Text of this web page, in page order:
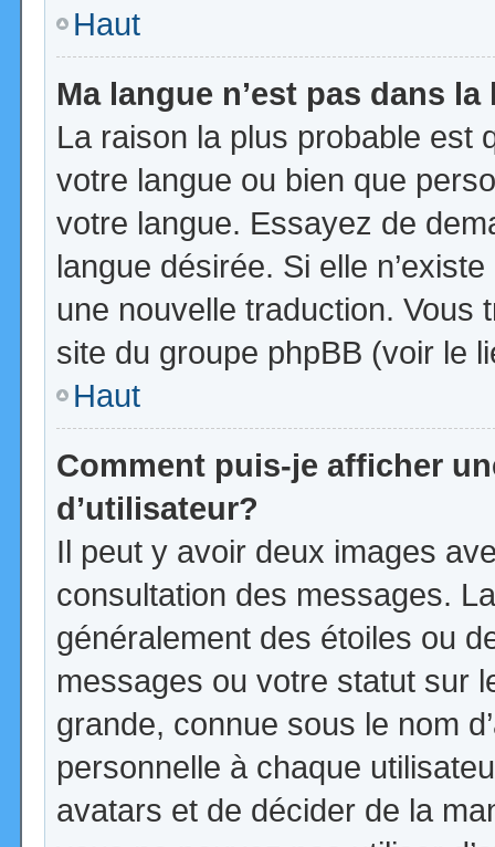
Haut
Ma langue n’est pas dans la
La raison la plus probable est
votre langue ou bien que
votre langue. Essayez de
langue désirée. Si elle
une nouvelle traduction. Vous
site du groupe phpBB (voir le
Haut
Comment puis-je afficher
d’utilisateur?
Il peut y avoir deux images
consultation des messages.
généralement des étoiles ou
messages ou votre statut sur
grande, connue sous le nom
personnelle à chaque
avatars et de décider de la